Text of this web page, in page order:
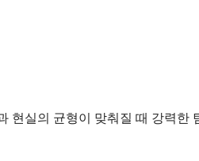
현실의 균형이 맞춰질 때 강력